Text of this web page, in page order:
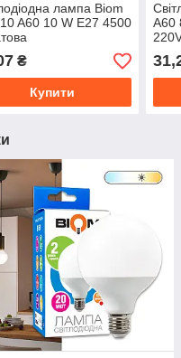
лампа Biom
A60 10 W E27 4500
₴
Купити
A60
508)